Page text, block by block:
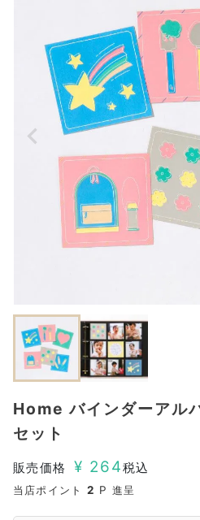
Home バインダーアル
セット
販売価格 ¥ 264税込
当店ポイント 2 P 進呈